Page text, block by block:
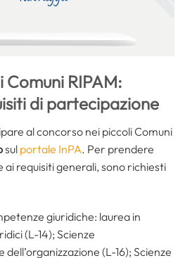
RIPAM:
di partecipazione
al concorso nei piccoli Comuni
sul portale InPA. Per prendere
ai requisiti generali, sono richiesti
giuridiche: laurea in
(L-14); Scienze
dell’organizzazione (L-16); Scienze